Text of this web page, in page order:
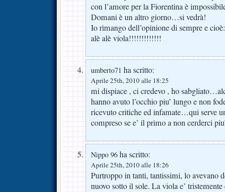
con l’amore per la Fiorentina è
Domani è un altro giorno…si vedrà!
Io rimango dell’opinione di sempre e cioè:
alè alè viola!!!!!!!!!!!!!
umberto71 ha scritto:
Aprile 25th, 2010 alle 18:25
mi dispiace , ci credevo , ho
hanno avuto l’occhio piu’ lungo e non
ricevuto critiche ed infamate…qui serve
compreso se e’ il primo a non cerderci
Nippo 96 ha scritto:
Aprile 25th, 2010 alle 18:26
Purtroppo in tanti, tantissimi, lo avevano
nuovo sotto il sole. La viola e’ tristemente